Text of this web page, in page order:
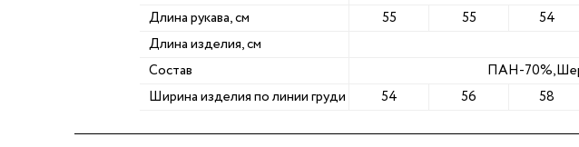
Длина рукава, см
55 55 54
Длина изделия, см
Состав
ПАН-
Ширина изделия по линии груди
54 56 58